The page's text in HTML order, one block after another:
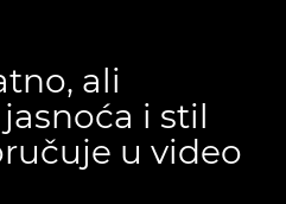
ali
i stil
u video